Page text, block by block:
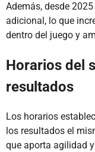
Además, desde
adicional, lo que
dentro del juego y
Horarios del
resultados
Los horarios
los resultados el
que aporta agilidad